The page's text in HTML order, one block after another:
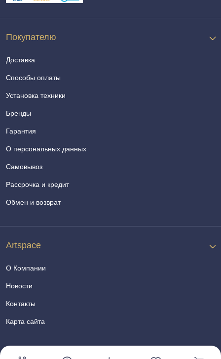
Покупателю
Доставка
Способы оплаты
Установка техники
Бренды
Гарантия
О персональных данных
Самовывоз
Рассрочка и кредит
Обмен и возврат
Artspace
О Компании
Новости
Контакты
Карта сайта